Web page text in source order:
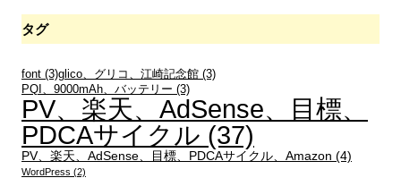
ブ
タグ
font (3)glico、グリコ、江崎記念館 (3)
PQI、9000mAh、バッテリー (3)
PV、楽天、AdSense、目標、
PDCAサイクル (37)
PV、楽天、AdSense、目標、PDCAサイクル、Amazon (4)
WordPress (2)